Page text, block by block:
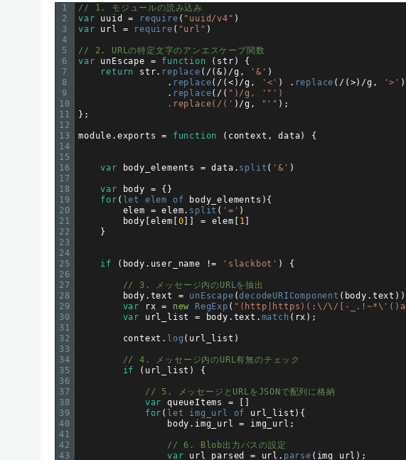
1
2
3
4
5
6
7
8
9
10
11
12
13
14
15
16
17
18
19
20
21
22
23
24
25
26
27
28
29
30
31
32
33
34
35
36
37
38
39
40
41
42
43
// 1. モジュールの読み込み
var
uuid = require ( "uuid/v4" )
var
url = require ( "url" )
// 2. URLの特定文字のアンエスケープ関数
var
unEscape = function ( str )
{
return
str. replace ( /(& ) /g , '&' )
. replace( / ( < ) /g , '<' ) . replace ( / ( >) /g , '>' )
. replace( / ( ")/g, '" ')
.replace(/(' ) /g , "'" ) ;
} ;
module . exports = function ( context , data) {
var body_elements = data . split ( '&' )
var body = { }
for ( let elem of body_elements ) {
elem
= elem. split ( '=' )
body
elem 0 = elem 1
}
if ( body . user_name != 'slackbot' ) {
// 3. メッセージ内のURLを抽出
body . text = unEscape (decodeURIComponent ( body . text ) )
var
rx = new RegExp ( "(http|https)(:\/\/[-_.!~*\'()a-
var
url_list = body . text . match ( rx ) ;
context . log ( url_list )
// 4. メッセージ内のURL有無のチェック
if
( url_list ) {
// 5. メッセージとURLをJSONで配列に格納
var
queueItems =
for ( let img_url of url_list ) {
body . img_url = img_url ;
// 6. Blob出力パスの設定
var
url_parsed = url . parse ( img_url ) ;